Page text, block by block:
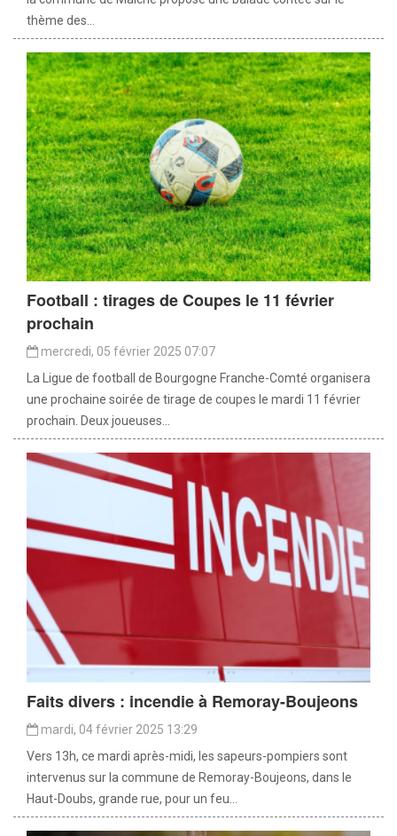
thème des...
Football : tirages de Coupes le 11 février
prochain
mercredi, 05 février 2025 07:07
La Ligue de football de Bourgogne Franche-Comté organisera
une prochaine soirée de tirage de coupes le mardi 11 février
prochain. Deux joueuses...
Faits divers : incendie à Remoray-Boujeons
mardi, 04 février 2025 13:29
Vers 13h, ce mardi après-midi, les sapeurs-pompiers sont
intervenus sur la commune de Remoray-Boujeons, dans le
Haut-Doubs, grande rue, pour un feu...